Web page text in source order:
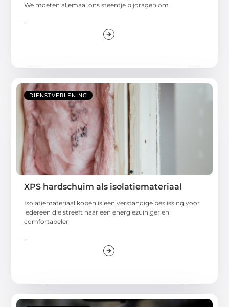
We moeten allemaal ons steentje bijdragen om
DIENSTVERLENING
XPS hardschuim als isolatiemateriaal
Isolatiemateriaal kopen is een verstandige beslissing voor
iedereen die streeft naar een energiezuiniger en
comfortabeler
...